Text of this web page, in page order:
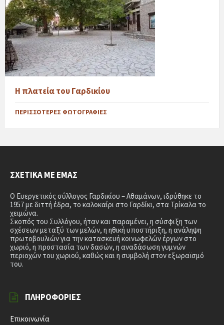
Η πλατεία του Γαρδικίου
ΠΕΡΙΣΣΌΤΕΡΕΣ ΦΩΤΟΓΡΑΦΊΕΣ
ΣΧΕΤΙΚΆ ΜΕ ΕΜΆΣ
Ο Ευεργετικός σύλλογος Γαρδικίου – Αθαμάνων, ιδρύθηκε το
1957 με διττή έδρα, το καλοκαίρι στο Γαρδίκι, στα Τρίκαλα το
χειμώνα.
Σκοπός του Συλλόγου, ήταν και παραμένει, η σύσφιξη των
σχέσεων μεταξύ των μελών, η ηθική υποστήριξη, η ανάληψη
πρωτοβουλιών για την κατασκευή κοινωφελών έργων στο
χωριό, η προστασία των δασών, η αναδάσωση γυμνών
περιοχών του χωριού, καθώς και η συμβολή στον εξωραϊσμό
του.
ΠΛΗΡΟΦΟΡΊΕΣ
Επικοινωνία